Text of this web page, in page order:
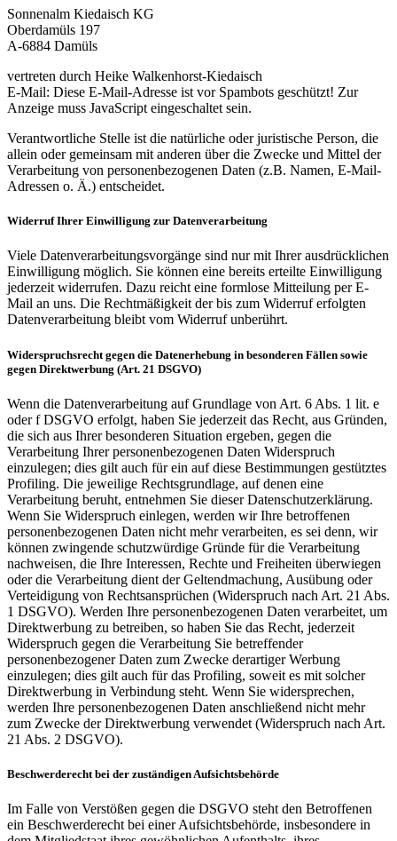
Sonnenalm Kiedaisch KG
Oberdamüls 197
A-6884 Damüls
vertreten durch Heike Walkenhorst-Kiedaisch
E-Mail: Diese E-Mail-Adresse ist vor Spambots geschützt! Zur
Anzeige muss JavaScript eingeschaltet sein.
Verantwortliche Stelle ist die natürliche oder juristische Person, die
allein oder gemeinsam mit anderen über die Zwecke und Mittel der
Verarbeitung von personenbezogenen Daten (z.B. Namen, E-Mail-
Adressen o. Ä.) entscheidet.
Widerruf Ihrer Einwilligung zur Datenverarbeitung
Viele Datenverarbeitungsvorgänge sind nur mit Ihrer ausdrücklichen
Einwilligung möglich. Sie können eine bereits erteilte Einwilligung
jederzeit widerrufen. Dazu reicht eine formlose Mitteilung per E-
Mail an uns. Die Rechtmäßigkeit der bis zum Widerruf erfolgten
Datenverarbeitung bleibt vom Widerruf unberührt.
Widerspruchsrecht gegen die Datenerhebung in besonderen Fällen sowie
gegen Direktwerbung (Art. 21 DSGVO)
Wenn die Datenverarbeitung auf Grundlage von Art. 6 Abs. 1 lit. e
oder f DSGVO erfolgt, haben Sie jederzeit das Recht, aus Gründen,
die sich aus Ihrer besonderen Situation ergeben, gegen die
Verarbeitung Ihrer personenbezogenen Daten Widerspruch
einzulegen; dies gilt auch für ein auf diese Bestimmungen gestütztes
Profiling. Die jeweilige Rechtsgrundlage, auf denen eine
Verarbeitung beruht, entnehmen Sie dieser Datenschutzerklärung.
Wenn Sie Widerspruch einlegen, werden wir Ihre betroffenen
personenbezogenen Daten nicht mehr verarbeiten, es sei denn, wir
können zwingende schutzwürdige Gründe für die Verarbeitung
nachweisen, die Ihre Interessen, Rechte und Freiheiten überwiegen
oder die Verarbeitung dient der Geltendmachung, Ausübung oder
Verteidigung von Rechtsansprüchen (Widerspruch nach Art. 21 Abs.
1 DSGVO). Werden Ihre personenbezogenen Daten verarbeitet, um
Direktwerbung zu betreiben, so haben Sie das Recht, jederzeit
Widerspruch gegen die Verarbeitung Sie betreffender
personenbezogener Daten zum Zwecke derartiger Werbung
einzulegen; dies gilt auch für das Profiling, soweit es mit solcher
Direktwerbung in Verbindung steht. Wenn Sie widersprechen,
werden Ihre personenbezogenen Daten anschließend nicht mehr
zum Zwecke der Direktwerbung verwendet (Widerspruch nach Art.
21 Abs. 2 DSGVO).
Beschwerderecht bei der zuständigen Aufsichtsbehörde
Im Falle von Verstößen gegen die DSGVO steht den Betroffenen
ein Beschwerderecht bei einer Aufsichtsbehörde, insbesondere in